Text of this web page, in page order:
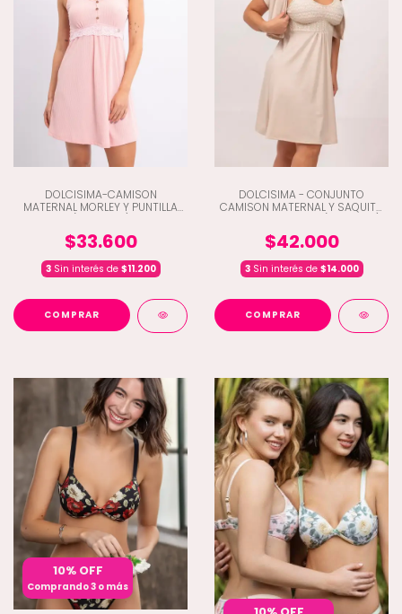
DOLCISIMA-CAMISON
MATERNAL MORLEY Y PUNTILLA
$33.600
3Sin interés de $11.200
COMPRAR
DOLCISIMA - CONJUNTO
CAMISON MATERNAL Y SAQUITO
$42.000
3Sin interés de $14.000
COMPRAR
10% OFF
Comprando 3 o más